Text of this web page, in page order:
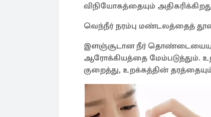
விநியோகத்தையும்
வெந்நீர் நரம்பு மண்டலத்தைத்
இளஞ்சூடான நீர்
ஆரோக்கியத்தை மேம்படுத்தும்.
குறைத்து, உறக்கத்தின்